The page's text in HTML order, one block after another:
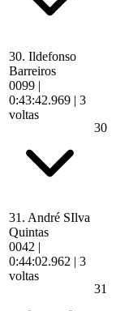
30. Ildefonso
Barreiros
0099 |
0:43:42.969 | 3
voltas
30
31. André SIlva
Quintas
0042 |
0:44:02.962 | 3
voltas
31